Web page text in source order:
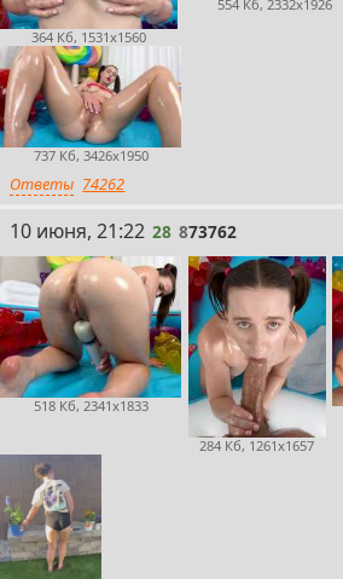
364 Кб, 1531x1560
554 Кб, 2332x1926
737 Кб, 3426x1950
Ответы 74262
28
10 июня, 21:22 28 873762
518 Кб, 2341x1833
284 Кб, 1261x1657